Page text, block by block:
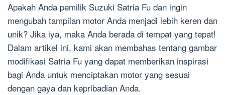
Apakah Anda pemilik Suzuki Satria Fu dan ingin
mengubah tampilan motor Anda menjadi lebih keren dan
unik? Jika iya, maka Anda berada di tempat yang tepat!
Dalam artikel ini, kami akan membahas tentang gambar
modifikasi Satria Fu yang dapat memberikan inspirasi
bagi Anda untuk menciptakan motor yang sesuai
dengan gaya dan kepribadian Anda.